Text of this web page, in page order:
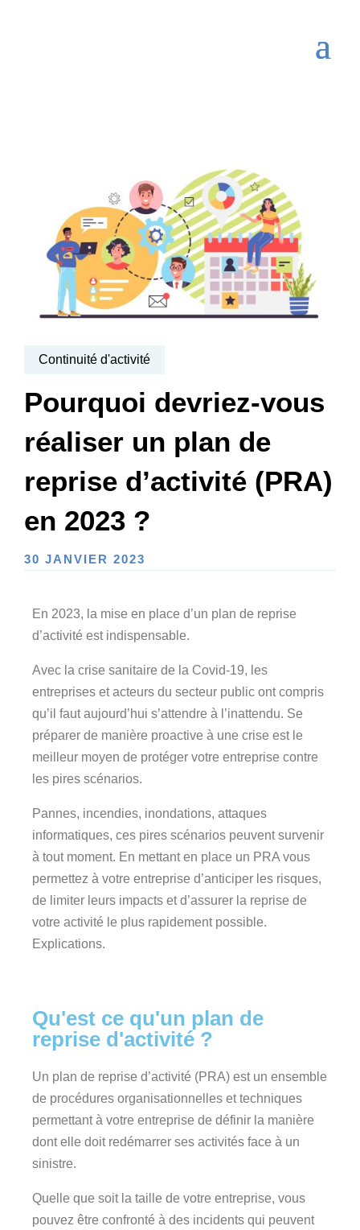
Continuité d'activité
Pourquoi devriez-vous
réaliser un plan de
reprise d’activité (PRA)
en 2023 ?
30 JANVIER 2023
En 2023, la mise en place d’un plan de reprise
d’activité est indispensable.
Avec la crise sanitaire de la Covid-19, les
entreprises et acteurs du secteur public ont compris
qu’il faut aujourd’hui s’attendre à l’inattendu. Se
préparer de manière proactive à une crise est le
meilleur moyen de protéger votre entreprise contre
les pires scénarios.
Pannes, incendies, inondations, attaques
informatiques, ces pires scénarios peuvent survenir
à tout moment. En mettant en place un PRA vous
permettez à votre entreprise d’anticiper les risques,
de limiter leurs impacts et d’assurer la reprise de
votre activité le plus rapidement possible.
Explications.
Qu'est ce qu'un plan de
reprise d'activité ?
Un plan de reprise d’activité (PRA) est un ensemble
de procédures organisationnelles et techniques
permettant à votre entreprise de définir la manière
dont elle doit redémarrer ses activités face à un
sinistre.
Quelle que soit la taille de votre entreprise, vous
pouvez être confronté à des incidents qui peuvent